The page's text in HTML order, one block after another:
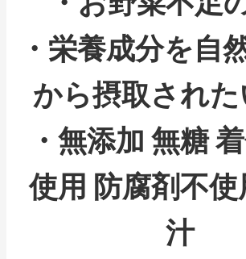
・栄養成分を自
から摂取された
・無添加 無糖
使用 防腐剤不
汁